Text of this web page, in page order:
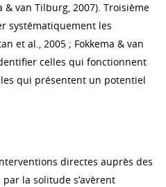
& van Tilburg, 2007). Troisième
systématiquement les
et al., 2005 ; Fokkema & van
celles qui fonctionnent
qui présentent un potentiel
directes auprès des
la solitude s’avèrent